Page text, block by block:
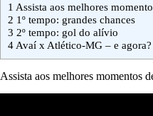
1 Assista aos melhores
2 1º tempo: grandes chances
3 2º tempo: gol do alívio
4Avaí x Atlético-MG – e agora?
Assista aos melhores momentos